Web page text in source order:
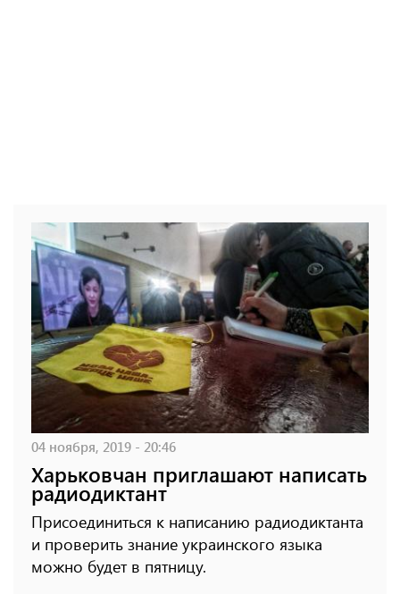
04 ноября, 2019 - 20:46
Харьковчан приглашают написать
радиодиктант
Присоединиться к написанию радиодиктанта
и проверить знание украинского языка
можно будет в пятницу.